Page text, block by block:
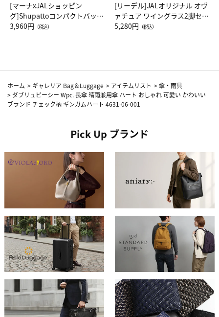
[マーナxJALショッピン
グ]Shupattoコンパクトバッグ
Drop JAL客室乗務員（LC）ス
3,960円 （税込）
[リーデル]JALオリジナル オヴ
ァチュア ワイングラス2脚セッ
ト（レッドワイン）
5,280円 （税込）
ホーム > ギャレリア Bag＆Luggage > アイテムリスト >傘・雨具
> ダブリュピーシー Wpc. 長傘 晴雨兼用傘 ハート おしゃれ 可愛い かわいい
ブランド チェック柄 ギンガムハート 4631-06-001
Pick Up ブランド